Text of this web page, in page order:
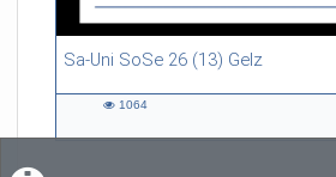
Sa-Uni SoSe 26 (13) Gelz
55:13 duration
1064